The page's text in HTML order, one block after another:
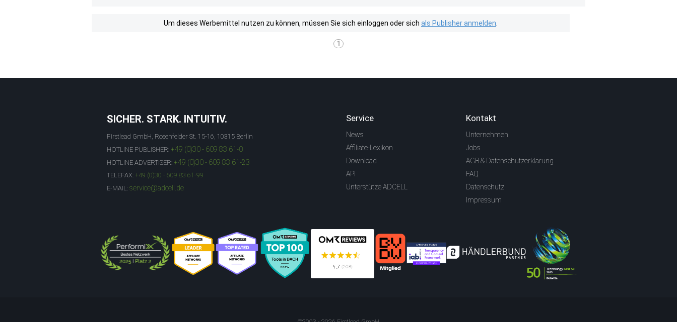
Um dieses Werbemittel nutzen zu können, müssen Sie sich einloggen oder sich als Publisher anmelden
1
SICHER. STARK. INTUITIV.
Firstlead GmbH, Rosenfelder St. 15-16, 10315 Berlin
HOTLINE PUBLISHER: +49 (0)30 - 609 83 61-0
HOTLINE ADVERTISER: +49 (0)30 - 609 83 61-23
TELEFAX: +49 (0)30 - 609 83 61-99
E-MAIL: service@adcell.de
Service
News
Affiliate-Lexikon
Download
API
Unterstütze ADCELL
Kontakt
Unternehmen
Jobs
AGB & Datenschutzerklärung
FAQ
Datenschutz
Impressum